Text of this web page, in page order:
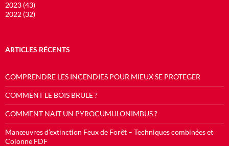
2023 (43)
2022 (32)
ARTICLES RÉCENTS
COMPRENDRE LES INCENDIES POUR MIEUX SE PROTEGER
COMMENT LE BOIS BRULE ?
COMMENT NAIT UN PYROCUMULONIMBUS ?
Manœuvres d’extinction Feux de Forêt – Techniques combinées et
Colonne FDF